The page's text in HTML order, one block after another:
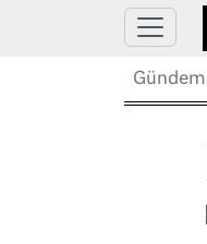
Gündem